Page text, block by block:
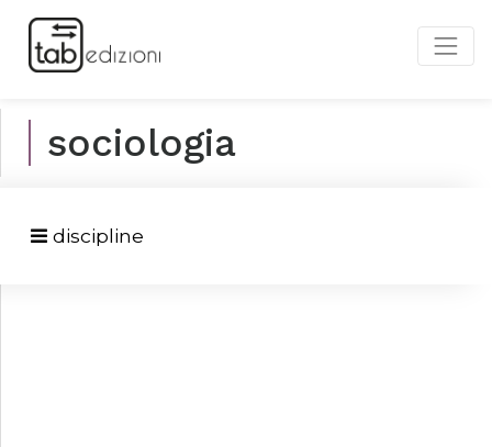
sociologia
discipline